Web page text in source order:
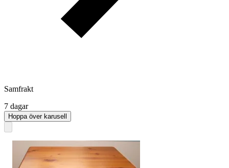
Samfrakt
7 dagar
Hoppa över karusell